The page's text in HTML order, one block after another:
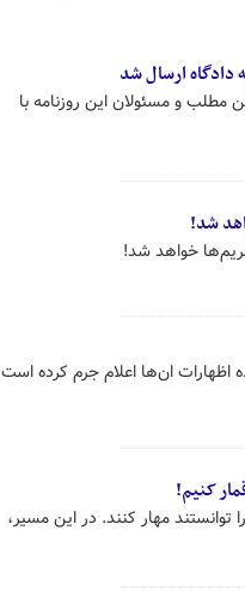
ارسال شد
مطلب و مسئولان این روزنامه با
شد!
خواهد شد!
اظهارات ان‌ها اعلام جرم کرده است
کنیم!
مهار کنند. در این مسیر،